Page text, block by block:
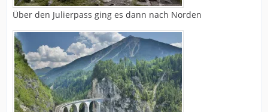
Über den Julierpass ging es dann nach Norden